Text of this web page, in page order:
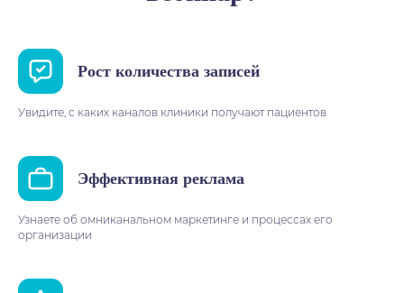
Рост количества записей
Увидите, с каких каналов клиники получают пациентов
Эффективная реклама
Узнаете об омниканальном маркетинге и процессах его
организации